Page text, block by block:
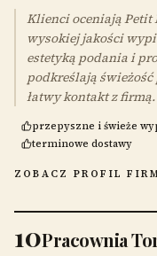
Klienci oceniają Petit
wysokiej jakości
estetyką podania i
podkreślają
łatwy kontakt z firmą.
przepyszne i świeże
terminowe dostawy
ZOBACZ PROFIL
10Pracownia